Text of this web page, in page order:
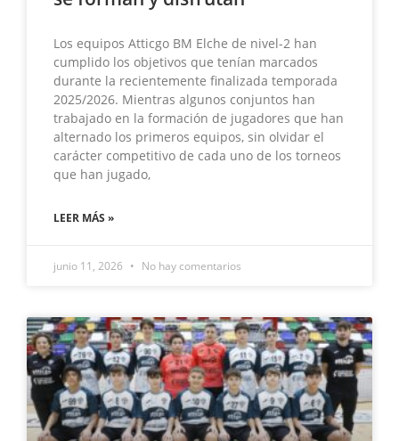
Los equipos Atticgo BM Elche de nivel-2 han
cumplido los objetivos que tenían marcados
durante la recientemente finalizada temporada
2025/2026. Mientras algunos conjuntos han
trabajado en la formación de jugadores que han
alternado los primeros equipos, sin olvidar el
carácter competitivo de cada uno de los torneos
que han jugado,
LEER MÁS »
junio 11, 2026 No hay comentarios